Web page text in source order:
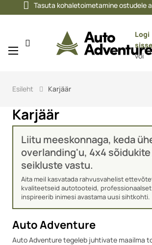
Tasuta kohaletoimetamine ostudele
Logi
sisse
või
Toggle
☰
Esileht Karjäär
Karjäär
Liitu meeskonnaga, keda
overlanding'u, 4x4
seikluste vastu.
Aita meil kasvatada rahvusvahelist
kvaliteetseid autotooteid,
inspireerib inimesi avastama uusi sihtkohti.
Auto Adventure
Auto Adventure tegeleb juhtivate maailma